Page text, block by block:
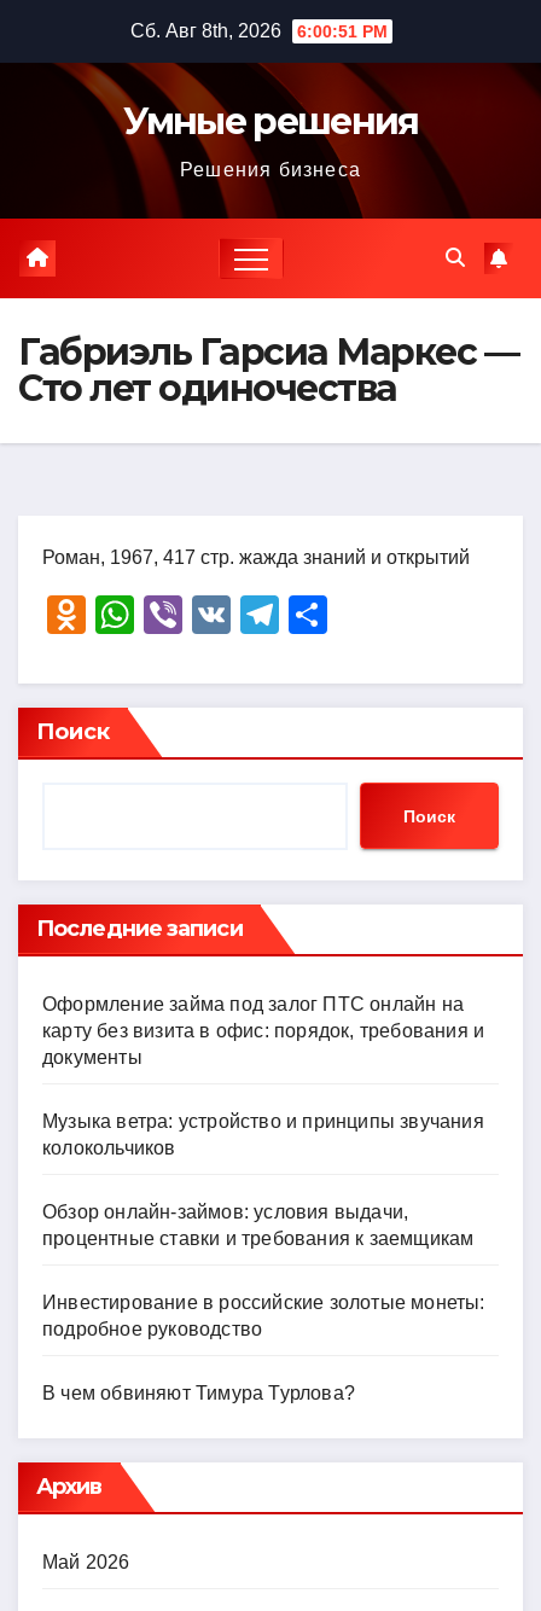
содержимому
Сб. Авг 8th, 2026 6:00:52 PM
Умные решения
Решения бизнеса
Габриэль Гарсиа Маркес —
Сто лет одиночества
Роман, 1967, 417 стр. жажда знаний и открытий
O
n
o
kl
ni
ki
W
at
s
A
Vi
er
V
T
e
a
р
в
ть
Поиск
Поиск
Последние записи
Оформление займа под залог ПТС онлайн на
карту без визита в офис: порядок, требования и
документы
Музыка ветра: устройство и принципы звучания
колокольчиков
Обзор онлайн-займов: условия выдачи,
процентные ставки и требования к заемщикам
Инвестирование в российские золотые монеты:
подробное руководство
В чем обвиняют Тимура Турлова?
Архив
Май 2026